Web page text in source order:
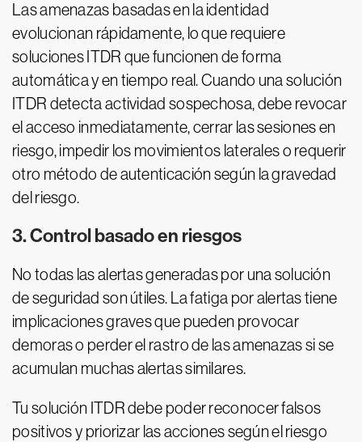
Las amenazas basadas en la identidad
evolucionan rápidamente, lo que requiere
soluciones ITDR que funcionen de forma
automática y en tiempo real. Cuando una solución
ITDR detecta actividad sospechosa, debe revocar
el acceso inmediatamente, cerrar las sesiones en
riesgo, impedir los movimientos laterales o requerir
otro método de autenticación según la gravedad
del riesgo.
3. Control basado en riesgos
No todas las alertas generadas por una solución
de seguridad son útiles. La fatiga por alertas tiene
implicaciones graves que pueden provocar
demoras o perder el rastro de las amenazas si se
acumulan muchas alertas similares.
Tu solución ITDR debe poder reconocer falsos
positivos y priorizar las acciones según el riesgo